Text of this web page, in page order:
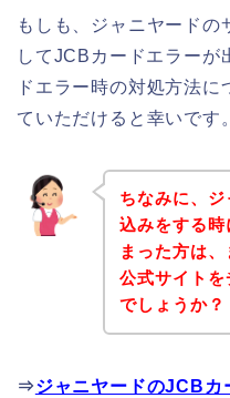
もしも、ジャニヤードの
してJCBカードエラーが
ドエラー時の対処方法に
ていただけると幸いです。
ちなみに、
込みをする
まった方は
公式サイト
でしょうか？
⇒ジャニヤードのJCBカ